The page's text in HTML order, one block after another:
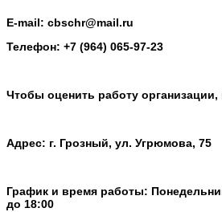
E-mail: cbschr@mail.ru
Телефон: +7 (964) 065-97-23
Чтобы оценить работу организации,
Адрес: г. Грозный, ул. Угрюмова, 75
График и время работы:
до 18:00